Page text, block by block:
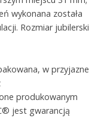
wykonana została
Rozmiar jubilerski
w przyjazne
produkowanym
jest gwarancją